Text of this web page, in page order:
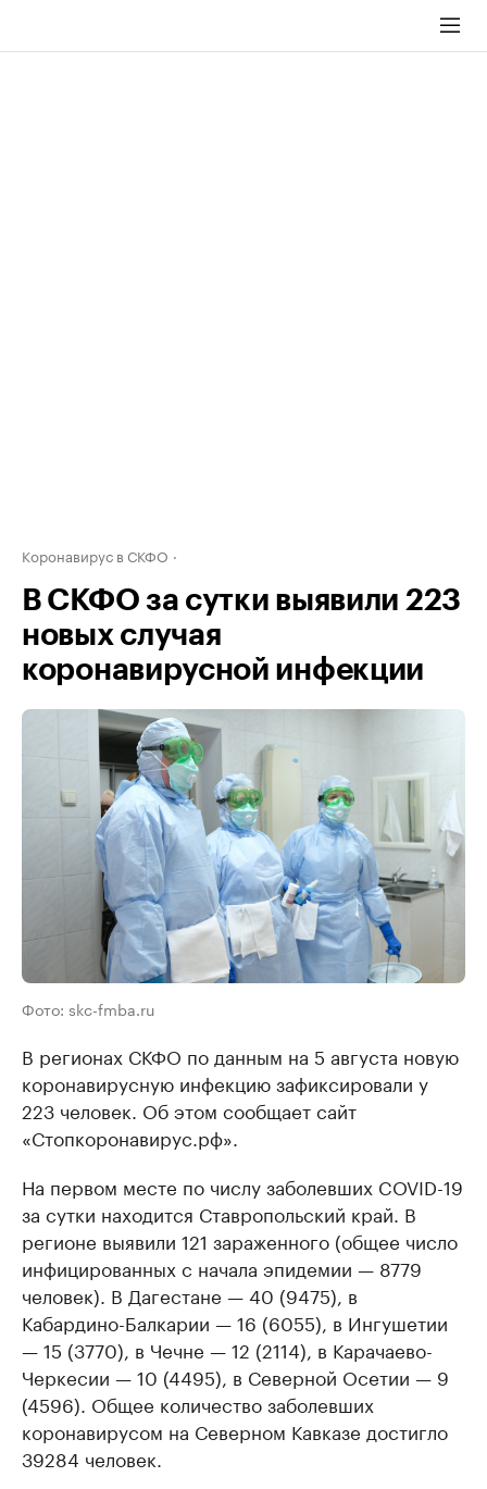
Коронавирус в СКФО
В СКФО за сутки выявили 223
новых случая
коронавирусной инфекции
Фото: skc-fmba.ru
В регионах СКФО по данным на 5 августа новую
коронавирусную инфекцию зафиксировали у
223 человек. Об этом сообщает сайт
«Стопкоронавирус.рф».
На первом месте по числу заболевших COVID-19
за сутки находится Ставропольский край. В
регионе выявили 121 зараженного (общее число
инфицированных с начала эпидемии — 8779
человек). В Дагестане — 40 (9475), в
Кабардино-Балкарии — 16 (6055), в Ингушетии
— 15 (3770), в Чечне — 12 (2114), в Карачаево-
Черкесии — 10 (4495), в Северной Осетии — 9
(4596). Общее количество заболевших
коронавирусом на Северном Кавказе достигло
39284 человек.